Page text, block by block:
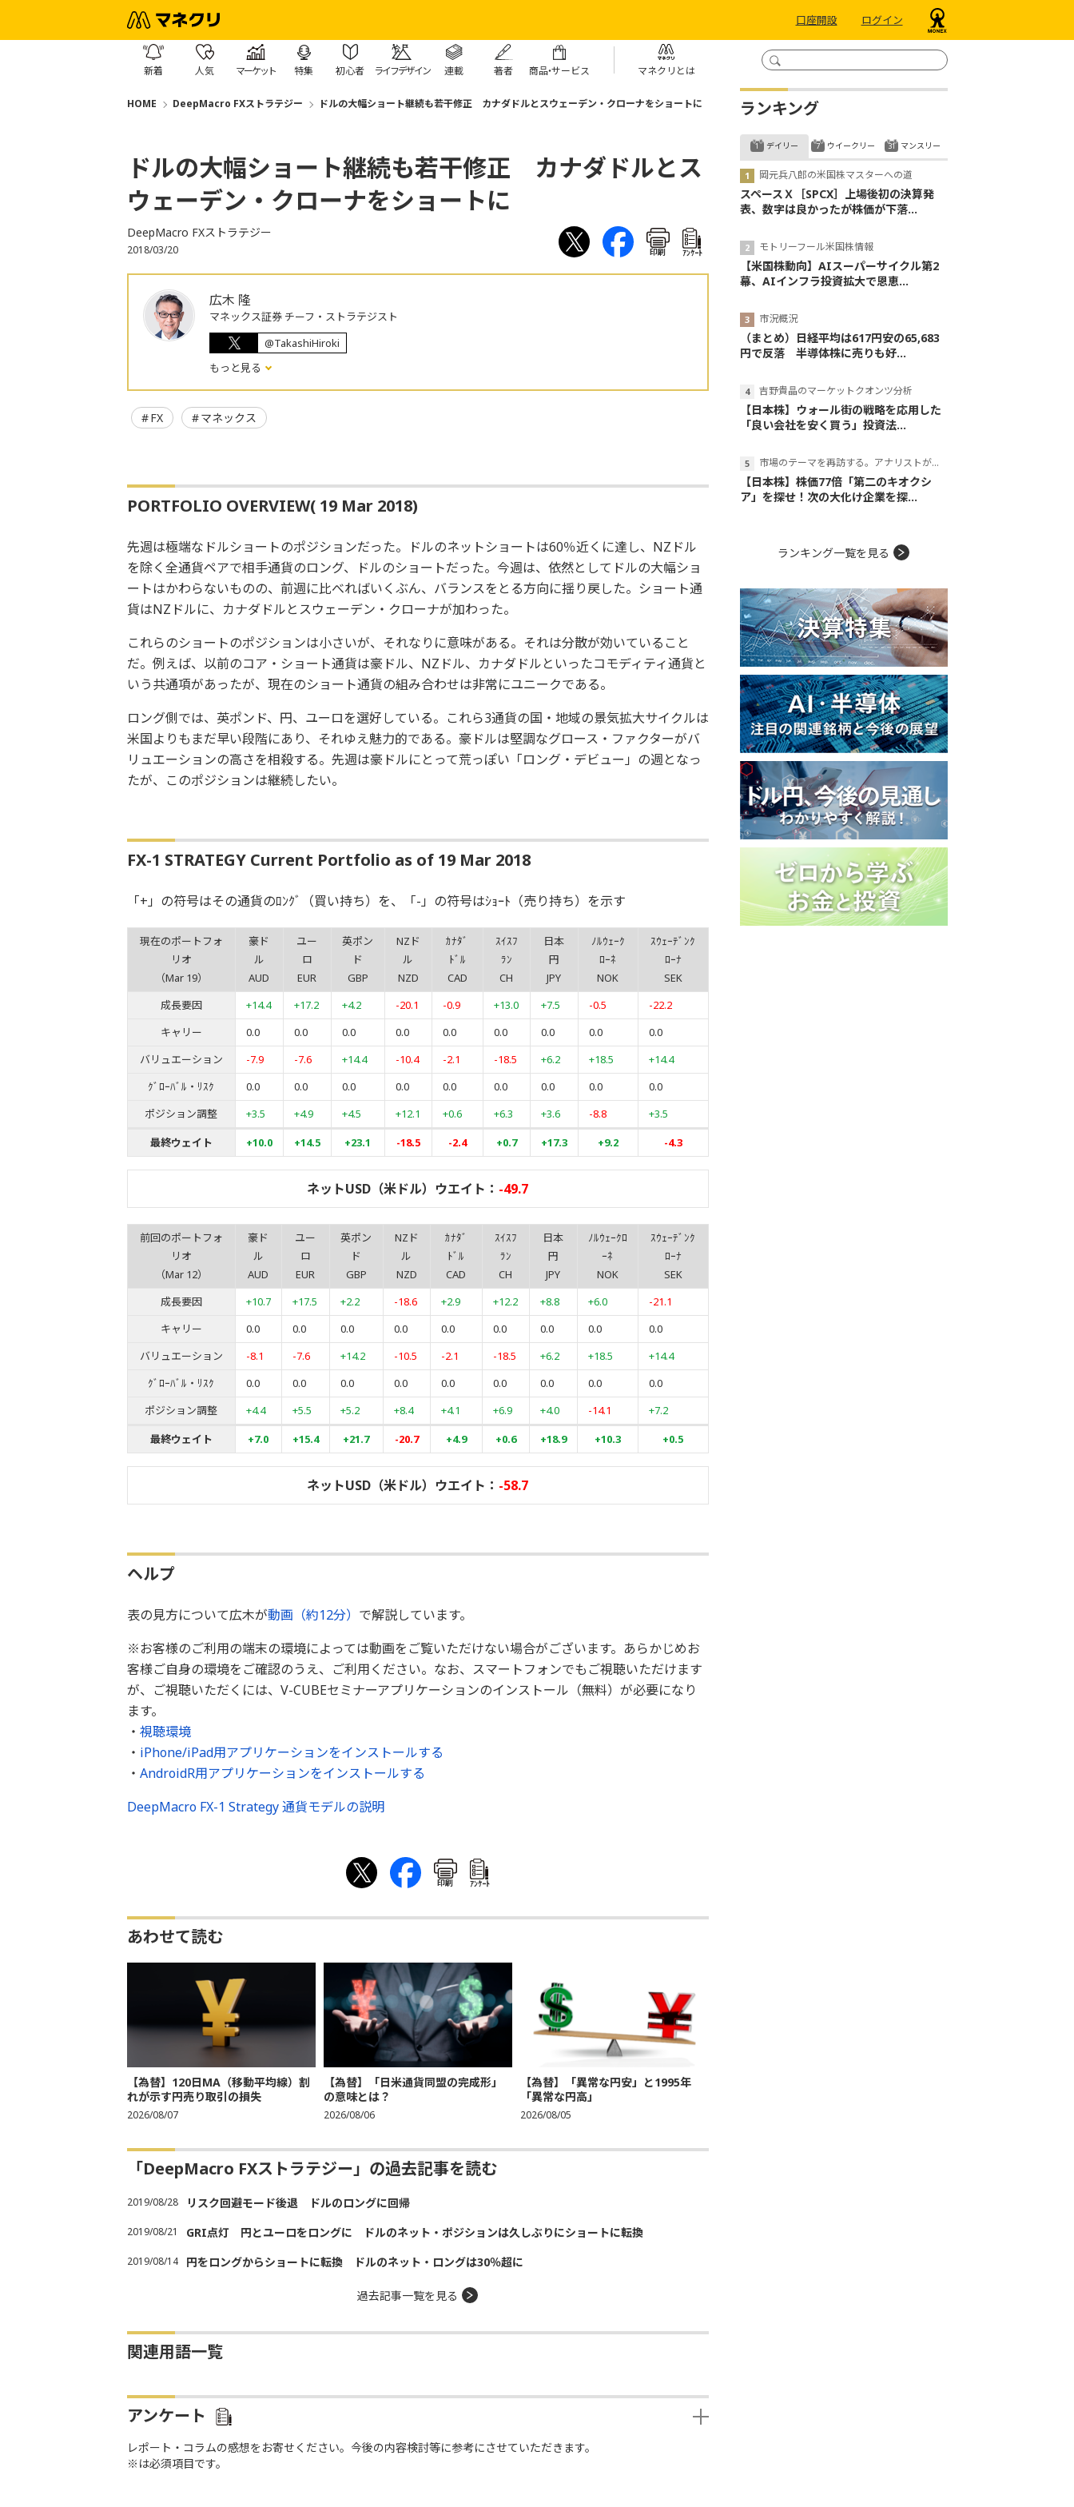
口座開設 ログイン
新着 人気 マーケット 特集 初心者 ライフデザイン 連載 著者 商品・サービス マネクリとは
HOME DeepMacro FXストラテジー ドルの大幅ショート継続も若干修正 カナダドルとスウェーデン・クローナをショートに
ドルの大幅ショート継続も若干修正 カナダドルとス
ウェーデン・クローナをショートに
DeepMacro FXストラテジー
2018/03/20 印刷 ｱﾝｹｰﾄ
広木 隆
マネックス証券 チーフ・ストラテジスト
@TakashiHiroki
もっと見る
FX マネックス
PORTFOLIO OVERVIEW( 19 Mar 2018)
先週は極端なドルショートのポジションだった。ドルのネットショートは60％近くに達し、NZドル
を除く全通貨ペアで相手通貨のロング、ドルのショートだった。今週は、依然としてドルの大幅ショ
ートはかわらないものの、前週に比べればいくぶん、バランスをとる方向に揺り戻した。ショート通
貨はNZドルに、カナダドルとスウェーデン・クローナが加わった。
これらのショートのポジションは小さいが、それなりに意味がある。それは分散が効いていること
だ。例えば、以前のコア・ショート通貨は豪ドル、NZドル、カナダドルといったコモディティ通貨と
いう共通項があったが、現在のショート通貨の組み合わせは非常にユニークである。
ロング側では、英ポンド、円、ユーロを選好している。これら3通貨の国・地域の景気拡大サイクルは
米国よりもまだ早い段階にあり、それゆえ魅力的である。豪ドルは堅調なグロース・ファクターがバ
リュエーションの高さを相殺する。先週は豪ドルにとって荒っぽい「ロング・デビュー」の週となっ
たが、このポジションは継続したい。
FX-1 STRATEGY Current Portfolio as of 19 Mar 2018
「+」の符号はその通貨のﾛﾝｸﾞ（買い持ち）を、「-」の符号はｼｮｰﾄ（売り持ち）を示す
現在のポートフォ
リオ
（Mar 19）
豪ド
ル
AUD
ユー
ロ
EUR
英ポン
ド
GBP
NZド
ル
NZD
ｶﾅﾀﾞ
ﾄﾞﾙ
CAD
ｽｲｽﾌ
ﾗﾝ
CH
日本
円
JPY
ﾉﾙｳｪｰｸ
ﾛｰﾈ
NOK
ｽｳｪｰﾃﾞﾝｸ
ﾛｰﾅ
SEK
成長要因
+14.4 +17.2 +4.2 -20.1 -0.9 +13.0 +7.5 -0.5
-22.2
キャリー
0.0 0.0 0.0 0.0 0.0 0.0 0.0 0.0
0.0
バリュエーション
-7.9 -7.6 +14.4 -10.4 -2.1 -18.5 +6.2 +18.5
+14.4
ｸﾞﾛｰﾊﾞﾙ・ﾘｽｸ
0.0 0.0 0.0 0.0 0.0 0.0 0.0 0.0
0.0
ポジション調整
+3.5 +4.9 +4.5 +12.1 +0.6 +6.3 +3.6 -8.8
+3.5
最終ウェイト
+10.0 +14.5 +23.1 -18.5 -2.4 +0.7 +17.3 +9.2 -4.3
ネットUSD（米ドル）ウエイト： -49.7
前回のポートフォ
リオ
（Mar 12）
豪ド
ル
AUD
ユー
ロ
EUR
英ポン
ド
GBP
NZド
ル
NZD
ｶﾅﾀﾞ
ﾄﾞﾙ
CAD
ｽｲｽﾌ
ﾗﾝ
CH
日本
円
JPY
ﾉﾙｳｪｰｸﾛ
ｰﾈ
NOK
ｽｳｪｰﾃﾞﾝｸ
ﾛｰﾅ
SEK
成長要因
+10.7 +17.5 +2.2 -18.6 +2.9 +12.2 +8.8 +6.0
-21.1
キャリー
0.0 0.0 0.0 0.0 0.0 0.0 0.0 0.0
0.0
バリュエーション
-8.1 -7.6 +14.2 -10.5 -2.1 -18.5 +6.2 +18.5
+14.4
ｸﾞﾛｰﾊﾞﾙ・ﾘｽｸ
0.0 0.0 0.0 0.0 0.0 0.0 0.0 0.0
0.0
ポジション調整
+4.4 +5.5 +5.2 +8.4 +4.1 +6.9 +4.0 -14.1
+7.2
最終ウェイト
+7.0 +15.4 +21.7 -20.7 +4.9 +0.6 +18.9 +10.3 +0.5
ネットUSD（米ドル）ウエイト： -58.7
ヘルプ
表の見方について広木が動画（約12分） で解説しています。
※お客様のご利用の端末の環境によっては動画をご覧いただけない場合がございます。あらかじめお
客様ご自身の環境をご確認のうえ、ご利用ください。なお、スマートフォンでもご視聴いただけます
が、ご視聴いただくには、V-CUBEセミナーアプリケーションのインストール（無料）が必要になり
ます。
・ 視聴環境
・ iPhone/iPad用アプリケーションをインストールする
・ AndroidR用アプリケーションをインストールする
DeepMacro FX-1 Strategy 通貨モデルの説明
印刷 ｱﾝｹｰﾄ
あわせて読む
【為替】120日MA（移動平均線）割
れが示す円売り取引の損失
2026/08/07
【為替】「日米通貨同盟の完成形」
の意味とは？
2026/08/06
【為替】「異常な円安」と1995年
「異常な円高」
2026/08/05
「DeepMacro FXストラテジー」の過去記事を読む
2019/08/28 リスク回避モード後退 ドルのロングに回帰
2019/08/21 GRI点灯 円とユーロをロングに ドルのネット・ポジションは久しぶりにショートに転換
2019/08/14 円をロングからショートに転換 ドルのネット・ロングは30％超に
過去記事一覧を見る
関連用語一覧
アンケート
レポート・コラムの感想をお寄せください。今後の内容検討等に参考にさせていただきます。
※は必須項目です。
ランキング
デイリー
岡元兵八郎の米国株マスターへの道
スペースＸ［SPCX］上場後初の決算発
表、数字は良かったが株価が下落...
モトリーフール米国株情報
【米国株動向】AIスーパーサイクル第2
幕、AIインフラ投資拡大で恩恵...
市況概況
（まとめ）日経平均は617円安の65,683
円で反落 半導体株に売りも好...
吉野貴晶のマーケットクオンツ分析
【日本株】ウォール街の戦略を応用した
「良い会社を安く買う」投資法...
市場のテーマを再訪する。アナリストが読み解くテーマの本質
【日本株】株価77倍「第二のキオクシ
ア」を探せ！次の大化け企業を探...
ウイークリー マンスリー
ランキング一覧を見る